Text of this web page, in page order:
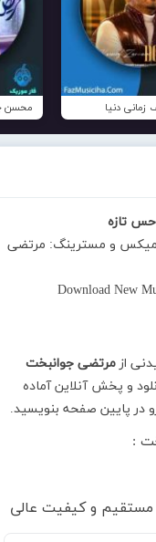
دنیا محسن
حس تازه
،میکس و مسترینگ: مرتضی
Download New
از مرتضی جوانبخت
۱۲۸ و ۳۲۰ جهت دانلود و پخش آنلاین آماده
رو در پایین صفحه بنویسید.
:
مستقیم و کیفیت عالی